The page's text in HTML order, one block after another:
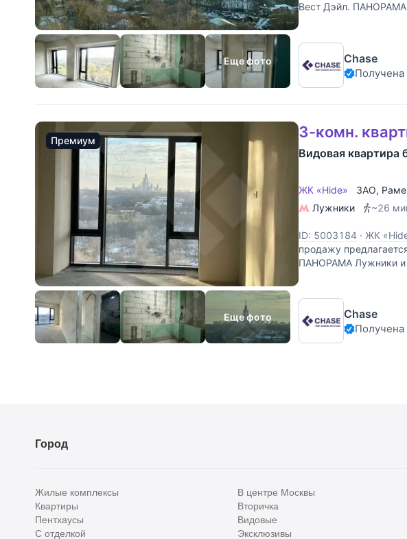
Еще фото
Вест Дэйл.
Chase
Получена
Премиум
Еще фото
3-комн.
Видовая квартира
ЖК «Hide» ЗАО,
Лужники
~26
ID: 5003184 · ЖК
продажу
ПАНОРАМА Лужники и
Chase
Получена
Город
Жилые комплексы
Квартиры
Пентхаусы
С отделкой
В центре Москвы
Вторичка
Видовые
Эксклюзивы